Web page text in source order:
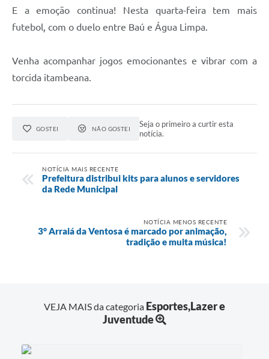
E a emoção continua! Nesta quarta-feira tem mais
futebol, com o duelo entre Baú e Água Limpa.
Venha acompanhar jogos emocionantes e vibrar com a
torcida itambeana.
GOSTEI NÃO GOSTEI
Seja o primeiro a curtir esta
notícia.
NOTÍCIA MAIS RECENTE
Prefeitura distribui kits para alunos e servidores
da Rede Municipal
NOTÍCIA MENOS RECENTE
3° Arraiá da Ventosa é marcado por animação,
tradição e muita música!
VEJA MAIS da categoria Esportes,Lazer e
Juventude